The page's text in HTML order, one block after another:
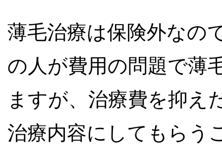
薄毛治療は保険外なの
の人が費用の問題で薄
ますが、治療費を抑え
治療内容にしてもらう